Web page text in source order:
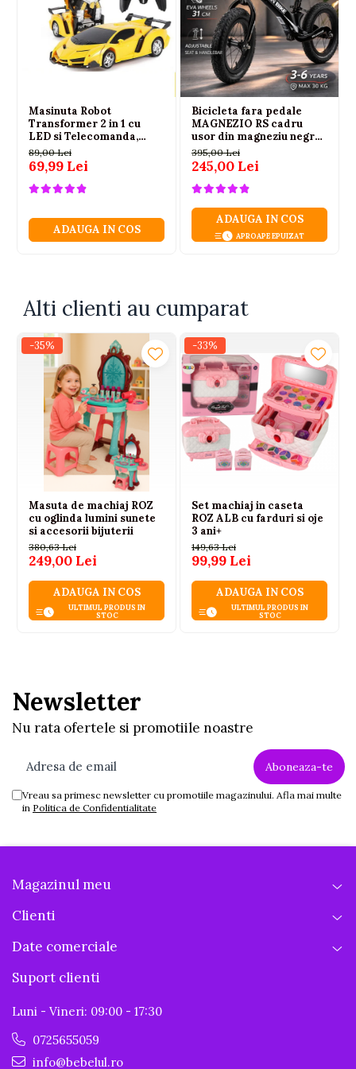
Masinuta Robot
Transformer 2 in 1 cu
LED si Telecomanda,
Scara 1:18, Galbena, 6 ani+
89,00 Lei
69,99 Lei
ADAUGA IN COS
Bicicleta fara pedale
MAGNEZIO RS cadru
usor din magneziu negru
3-6 ani
395,00 Lei
245,00 Lei
ADAUGA IN COS
APROAPE EPUIZAT
Alti clienti au cumparat
-35%
Masuta de machiaj ROZ
cu oglinda lumini sunete
si accesorii bijuterii
380,63 Lei
249,00 Lei
ADAUGA IN COS
ULTIMUL PRODUS IN
STOC
-33%
Set machiaj in caseta
ROZ ALB cu farduri si oje
3 ani+
149,63 Lei
99,99 Lei
ADAUGA IN COS
ULTIMUL PRODUS IN
STOC
Newsletter
Nu rata ofertele si promotiile noastre
Vreau sa primesc newsletter cu promotiile magazinului. Afla mai multe
in Politica de Confidentialitate
Magazinul meu
Clienti
Date comerciale
Suport clienti
Luni - Vineri: 09:00 - 17:30
0725655059
info@bebelul.ro